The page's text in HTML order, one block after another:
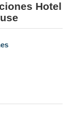
Hotel